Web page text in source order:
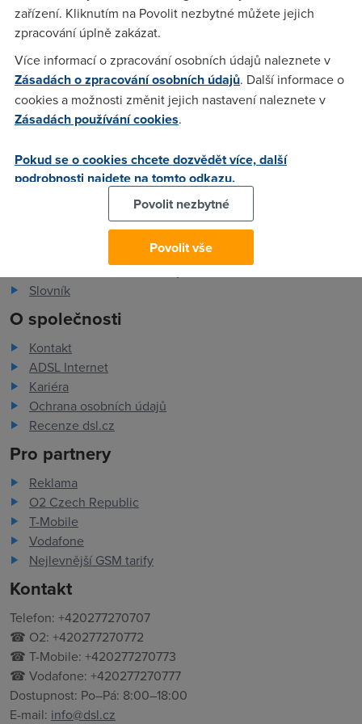
Anonym (6.4.2005 17:31:16)
Garantovana linka :)
Dostupnost internetu
Měření rychlosti internetu
FAQ - často kladené otázky
Slovník
O společnosti
Kontakt
ADSL Internet
Kariéra
Ochrana osobních údajů
Recenze dsl.cz
Pro partnery
Reklama
O2 Czech Republic
T-Mobile
Vodafone
Nejlevnější GSM tarify
Kontakt
Telefon: +420277270707
☎ O2: +420277270772
☎ T-Mobile: +420277270773
☎ Vodafone: +420277270777
Dostupnost: Po–Pá: 8:00–18:00
E-mail: info@dsl.cz
zařízení. Kliknutím na Povolit nezbytné můžete jejich
zpracování úplně zakázat.
Více informací o zpracování osobních údajů naleznete v
Zásadách o zpracování osobních údajů. Další informace o
cookies a možnosti změnit jejich nastavení naleznete v
Zásadách používání cookies.
Pokud se o cookies chcete dozvědět více, další
podrobnosti najdete na tomto odkazu.
Povolit nezbytné
Povolit vše